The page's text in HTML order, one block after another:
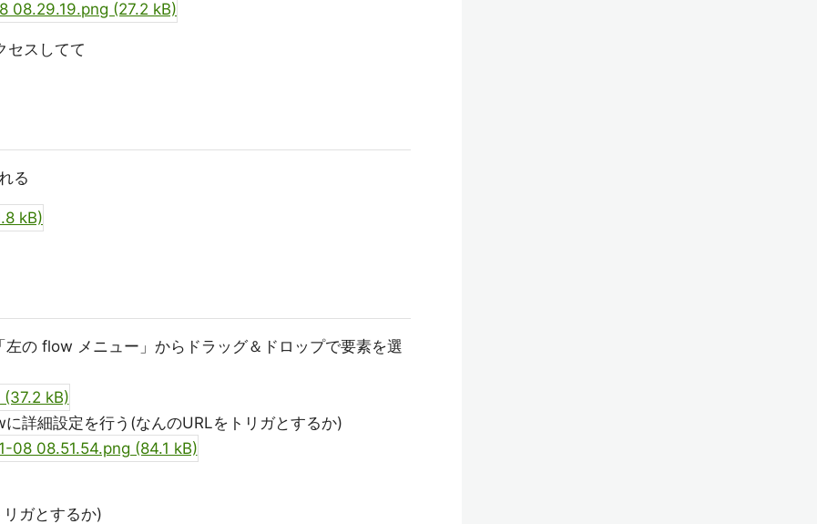
セスしてて
る
の flow メニュー」からドラッグ＆ドロップで要素を選
詳細設定を行う(なんのURLをトリガとするか)
ガとするか)